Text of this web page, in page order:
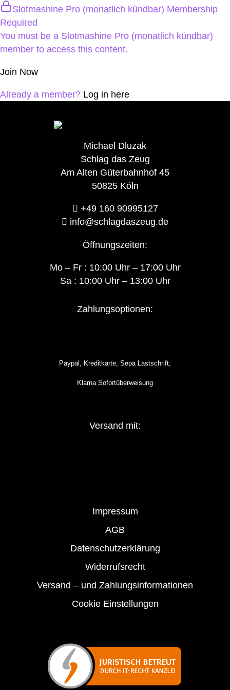
Zum
Inhalt
springen
Slotmashine Pro (monatlich kündbar) Membership
Required
You must be a Slotmashine Pro (monatlich kündbar)
member to access this content.
Join Now
Already a member? Log in here
Michael Dluzak
Schlag das Zeug
Am Alten Güterbahnhof 45
50825 Köln
+49 160 90995127‬
info@schlagdaszeug.de
Öffnungszeiten:
Mo – Fr : 10:00 Uhr – 17:00 Uhr
Sa : 10:00 Uhr – 13:00 Uhr
Zahlungsoptionen:
Paypal, Kreditkarte, Sepa Lastschrift,
Klarna Sofortüberweisung
Versand mit:
Impressum
AGB
Datenschutzerklärung
Widerrufsrecht
Versand – und Zahlungsinformationen
Cookie Einstellungen